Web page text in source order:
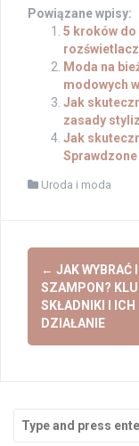
Powiązane wpisy:
5 kroków
Moda na
modowych
Jak
zasady
Jak
Uroda i moda
Post
navigation
← JAK WYBRAĆ
SZAMPON?
SKŁADNIKI I ICH
DZIAŁANIE
for: